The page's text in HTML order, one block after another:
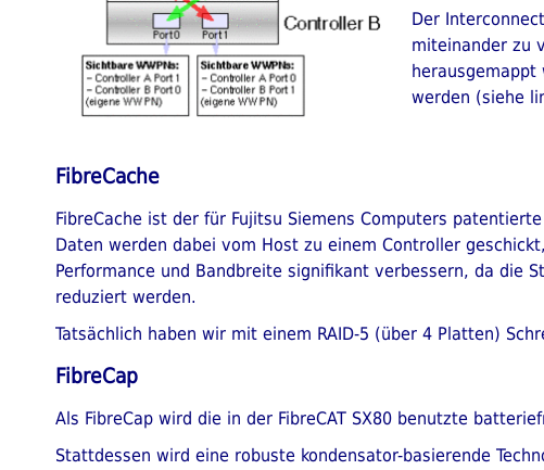
Der
miteinander zu
herausgemappt
werden (siehe
FibreCache
FibreCache ist der für Fujitsu Siemens Computers
Daten werden dabei vom Host zu einem Controller
Performance und Bandbreite signifikant verbessern, da die
reduziert werden.
Tatsächlich haben wir mit einem RAID-5 (über 4 Platten)
FibreCap
Als FibreCap wird die in der FibreCAT SX80 benutzte
Stattdessen wird eine robuste kondensator-basierende